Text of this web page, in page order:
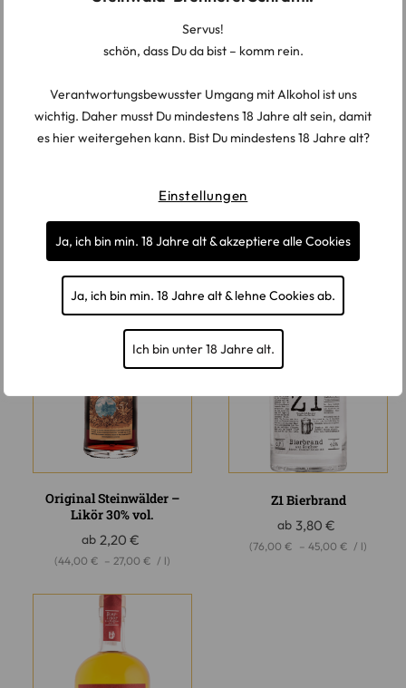
Servus!
schön, dass Du da bist – komm rein.
Verantwortungsbewusster Umgang mit Alkohol ist uns
wichtig. Daher musst Du mindestens 18 Jahre alt sein, damit
es hier weitergehen kann. Bist Du mindestens 18 Jahre alt?
Ich bin unter 18 Jahre alt.
Einstellungen
Ja, ich bin min. 18 Jahre alt & lehne Cookies ab.
Ja, ich bin min. 18 Jahre alt & akzeptiere alle Cookies
Stonewood Dràfire,
Whisky-Likör – 34% vol.
(84,00 € – 48,57 € /l) ( 147,50€ –57,00€ /
Original Steinwälder –
Likör 30% vol.
ab 2,20€
(44,00 € – 27,00 € / l)
Z1 Bierbrand
ab 3,80€
(76,00€ – 45,00 € / l)